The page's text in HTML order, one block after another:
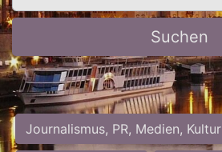
Suchen
Journalismus, PR, Medien, Kultur